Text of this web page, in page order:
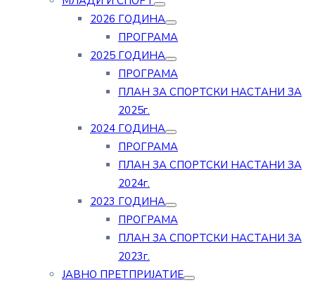
2026 ГОДИНА
ПРОГРАМА
2025 ГОДИНА
ПРОГРАМА
ПЛАН ЗА СПОРТСКИ НАСТАНИ ЗА
2025г.
2024 ГОДИНА
ПРОГРАМА
ПЛАН ЗА СПОРТСКИ НАСТАНИ ЗА
2024г.
2023 ГОДИНА
ПРОГРАМА
ПЛАН ЗА СПОРТСКИ НАСТАНИ ЗА
2023г.
ЈАВНО ПРЕТПРИЈАТИЕ